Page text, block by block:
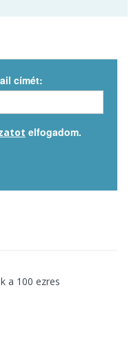
címét:
elfogadom.
a 100 ezres